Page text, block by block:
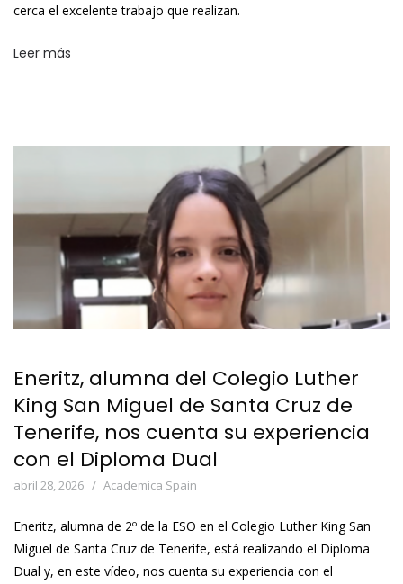
cerca el excelente trabajo que realizan.
Leer más
Eneritz, alumna del Colegio Luther
King San Miguel de Santa Cruz de
Tenerife, nos cuenta su experiencia
con el Diploma Dual
abril 28, 2026 Academica Spain
Eneritz, alumna de 2º de la ESO en el Colegio Luther King San
Miguel de Santa Cruz de Tenerife, está realizando el Diploma
Dual y, en este vídeo, nos cuenta su experiencia con el